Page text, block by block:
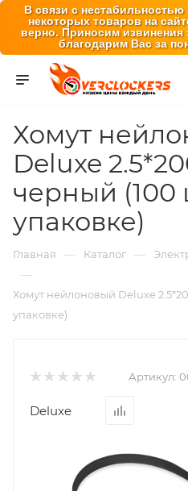
В связи с
некоторых товаров на
верно. Приносим извинения
благодарим Вас за
Хомут
Deluxe
черный (100
упаковке)
Главная — Каталог —
—
Хомут нейлоновый Deluxe
упаковке)
Артикул:
Deluxe